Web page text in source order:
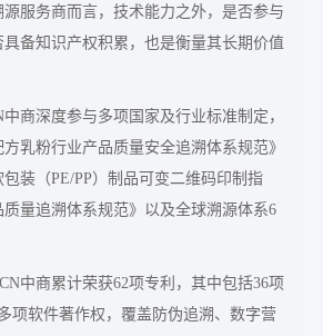
服务商而言，技术能力之外，是否参与
备知识产权积累，也是衡量其长期价值
商深度参与多项国家及行业标准制定，
乳粉行业产品质量安全追溯体系规范》
装（PE/PP）制品可变二维码印制指
量追溯体系规范》以及全球溯源体系6
中商累计荣获62项专利，其中包括36项
项软件著作权，覆盖防伪追溯、数字营